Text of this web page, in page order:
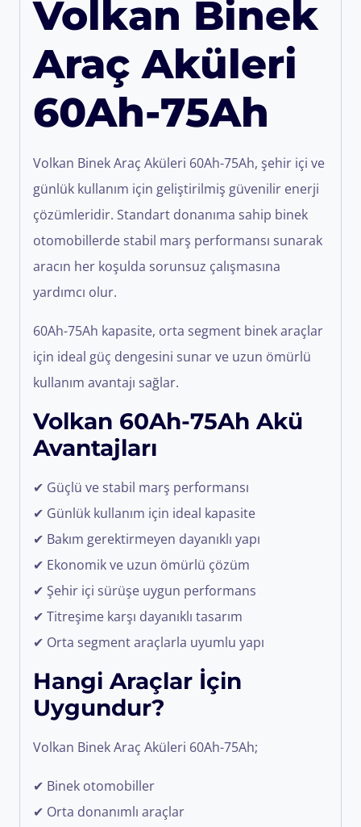
Volkan Binek
Araç Aküleri
60Ah-75Ah
Volkan Binek Araç Aküleri 60Ah-75Ah, şehir içi ve
günlük kullanım için geliştirilmiş güvenilir enerji
çözümleridir. Standart donanıma sahip binek
otomobillerde stabil marş performansı sunarak
aracın her koşulda sorunsuz çalışmasına
yardımcı olur.
60Ah-75Ah kapasite, orta segment binek araçlar
için ideal güç dengesini sunar ve uzun ömürlü
kullanım avantajı sağlar.
Volkan 60Ah-75Ah Akü
Avantajları
✔ Güçlü ve stabil marş performansı
✔ Günlük kullanım için ideal kapasite
✔ Bakım gerektirmeyen dayanıklı yapı
✔ Ekonomik ve uzun ömürlü çözüm
✔ Şehir içi sürüşe uygun performans
✔ Titreşime karşı dayanıklı tasarım
✔ Orta segment araçlarla uyumlu yapı
Hangi Araçlar İçin
Uygundur?
Volkan Binek Araç Aküleri 60Ah-75Ah;
✔ Binek otomobiller
✔ Orta donanımlı araçlar